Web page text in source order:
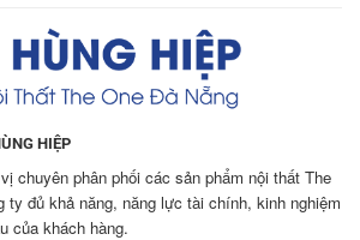
HIỆP
chuyên phân phối các sản phẩm nội thất The
ty đủ khả năng, năng lực tài chính, kinh nghiệm
của khách hàng.